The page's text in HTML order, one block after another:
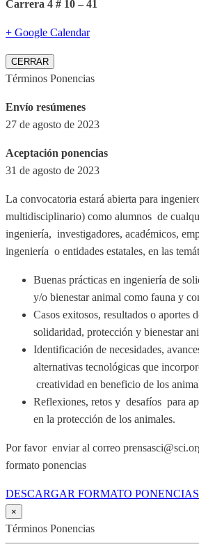
Carrera 4 # 10 – 41
+ Google Calendar
CERRAR
Términos Ponencias
Envío resúmenes
27 de agosto de 2023
Aceptación ponencias
31 de agosto de 2023
La convocatoria estará abierta para
multidisciplinario) como alumnos de
ingeniería, investigadores, académicos,
ingeniería o entidades estatales, en las
Buenas prácticas en ingeniería de
y/o bienestar animal como fauna y
Casos exitosos, resultados o aportes
solidaridad, protección y bienestar
Identificación de necesidades,
alternativas tecnológicas que
creatividad en beneficio de los
Reflexiones, retos y desafíos para
en la protección de los animales.
Por favor enviar al correo
formato ponencias
DESCARGAR FORMATO PONENCIAS
×
Términos Ponencias